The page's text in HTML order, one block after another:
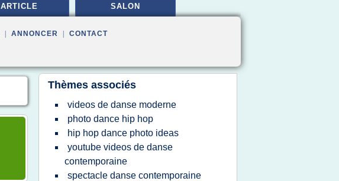
ARTICLE SALON
ANNONCER CONTACT
Thèmes associés
videos de danse moderne
photo dance hip hop
hip hop dance photo ideas
youtube videos de danse
contemporaine
spectacle danse contemporaine